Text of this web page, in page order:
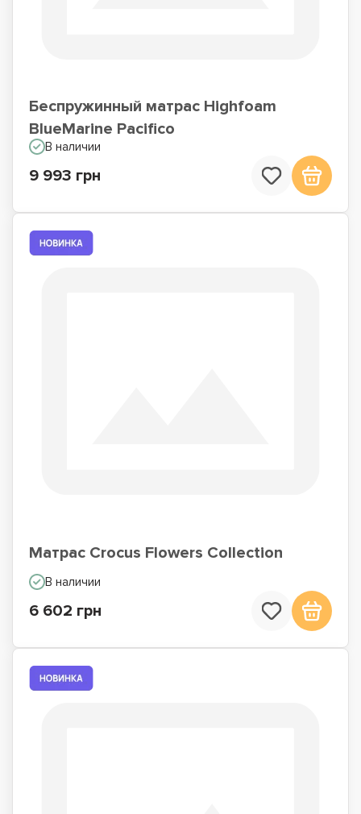
Беспружинный матрас Highfoam
BlueMarine Pacifico
В наличии
9 993 грн
Матрас Crocus Flowers Collection
В наличии
6 602 грн